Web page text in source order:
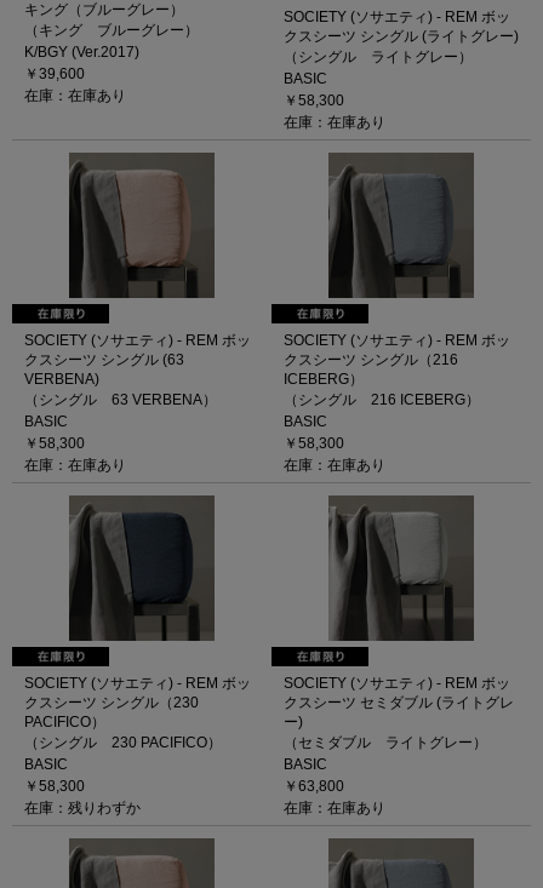
キング（ブルーグレー）
（キング ブルーグレー）
K/BGY (Ver.2017)
￥39,600
在庫：在庫あり
SOCIETY (ソサエティ) - REM ボッ
クスシーツ シングル (ライトグレー)
（シングル ライトグレー）
BASIC
￥58,300
在庫：在庫あり
SOCIETY (ソサエティ) - REM ボッ
クスシーツ シングル (63
VERBENA)
（シングル 63 VERBENA）
BASIC
￥58,300
在庫：在庫あり
SOCIETY (ソサエティ) - REM ボッ
クスシーツ シングル（216
ICEBERG）
（シングル 216 ICEBERG）
BASIC
￥58,300
在庫：在庫あり
SOCIETY (ソサエティ) - REM ボッ
クスシーツ シングル（230
PACIFICO）
（シングル 230 PACIFICO）
BASIC
￥58,300
在庫：残りわずか
SOCIETY (ソサエティ) - REM ボッ
クスシーツ セミダブル (ライトグレ
ー)
（セミダブル ライトグレー）
BASIC
￥63,800
在庫：在庫あり